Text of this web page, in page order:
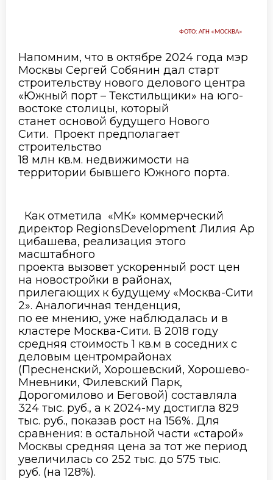
ФОТО: АГН «МОСКВА»
Напомним, что в октябре 2024 года мэр
Москвы Сергей Собянин дал старт
строительству нового делового центра
«Южный порт – Текстильщики» на юго-
востоке столицы, который
станет основой будущего Нового
Сити. Проект предполагает
строительство
18 млн кв.м. недвижимости на
территории бывшего Южного порта.
Как отметила «МК» коммерческий
директор RegionsDevelopment Лилия Ар
цибашева, реализация этого
масштабного
проекта вызовет ускоренный рост цен
на новостройки в районах,
прилегающих к будущему «Москва-Сити
2». Аналогичная тенденция,
по ее мнению, уже наблюдалась и в
кластере Москва-Сити. В 2018 году
средняя стоимость1 кв.м в соседних с
деловым центромрайонах
(Пресненский, Хорошевский, Хорошево-
Мневники, Филевский Парк,
Дорогомилово и Беговой) составляла
324 тыс. руб., а к 2024-му достигла 829
тыс. руб., показав рост на 156%. Для
сравнения: в остальной части «старой»
Москвы средняя цена за тот же период
увеличилась со 252 тыс. до 575 тыс.
руб. (на 128%).